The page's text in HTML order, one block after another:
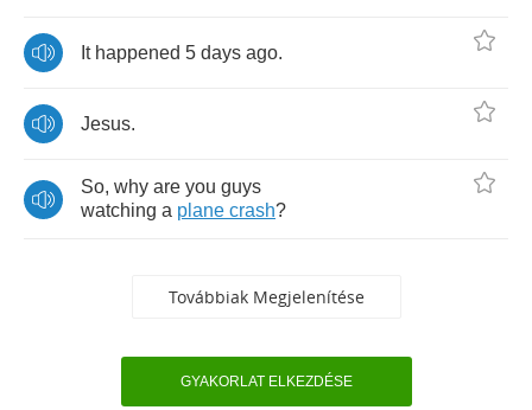
It happened 5 days ago.
Jesus.
So, why are you guys
watching a plane crash?
Továbbiak Megjelenítése
GYAKORLAT ELKEZDÉSE